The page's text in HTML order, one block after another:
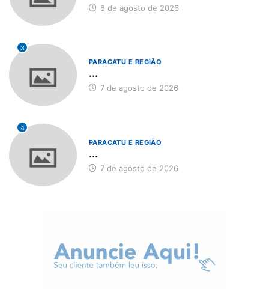
8 de agosto de 2026
3
PARACATU E REGIÃO
...
7 de agosto de 2026
4
PARACATU E REGIÃO
...
7 de agosto de 2026